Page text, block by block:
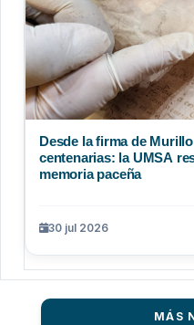
Desde la firma de
centenarias: la UMSA
memoria paceña
30 jul 2026
MÁS